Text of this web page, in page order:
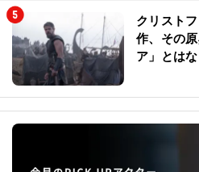
クリスト
作、その
ア」とは